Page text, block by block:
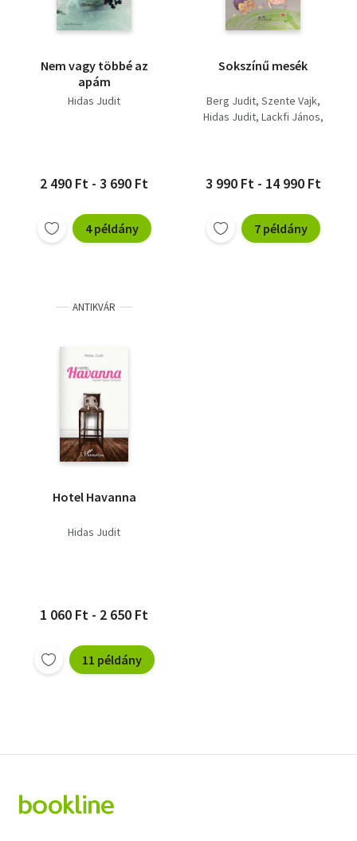
Nem vagy többé az
apám
Hidas Judit
2 490 Ft - 3 690 Ft
4 példány
Sokszínű mesék
Berg Judit Szente Vajk
Hidas Judit Lackfi János
Tóth Krisztina
Nógrádi Gergely
Böszörményi Gyula
Simon Rékazsuzsanna
3 990 Ft - 14 990 Ft
7 példány
ANTIKVÁR
Hotel Havanna
Hidas Judit
1 060 Ft - 2 650 Ft
11 példány